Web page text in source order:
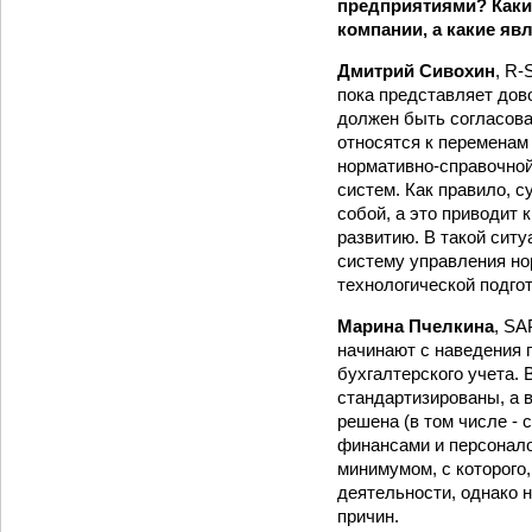
предприятиями?
компании, а какие
Дмитрий Сивохин, R-
пока представляет
должен быть
относятся к
нормативно-
систем. Как правило,
собой, а это приводит
развитию. В такой
систему управления
технологической
Марина Пчелкина,
начинают с наведения
бухгалтерского
стандартизированы, а
решена (в том числе -
финансами и
минимумом, с
деятельности, однако
причин.